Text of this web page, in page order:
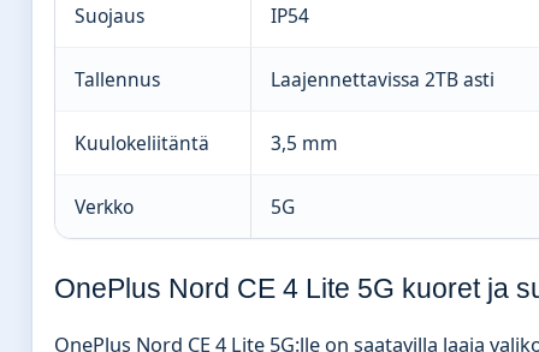
Suojaus IP54
Tallennus Laajennettavissa 2TB asti
Kuulokeliitäntä 3,5 mm
Verkko 5G
OnePlus Nord CE 4 Lite 5G kuoret ja
OnePlus Nord CE 4 Lite 5G:lle on saatavilla laaja